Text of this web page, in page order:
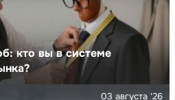
кто вы в системе
03 августа '26